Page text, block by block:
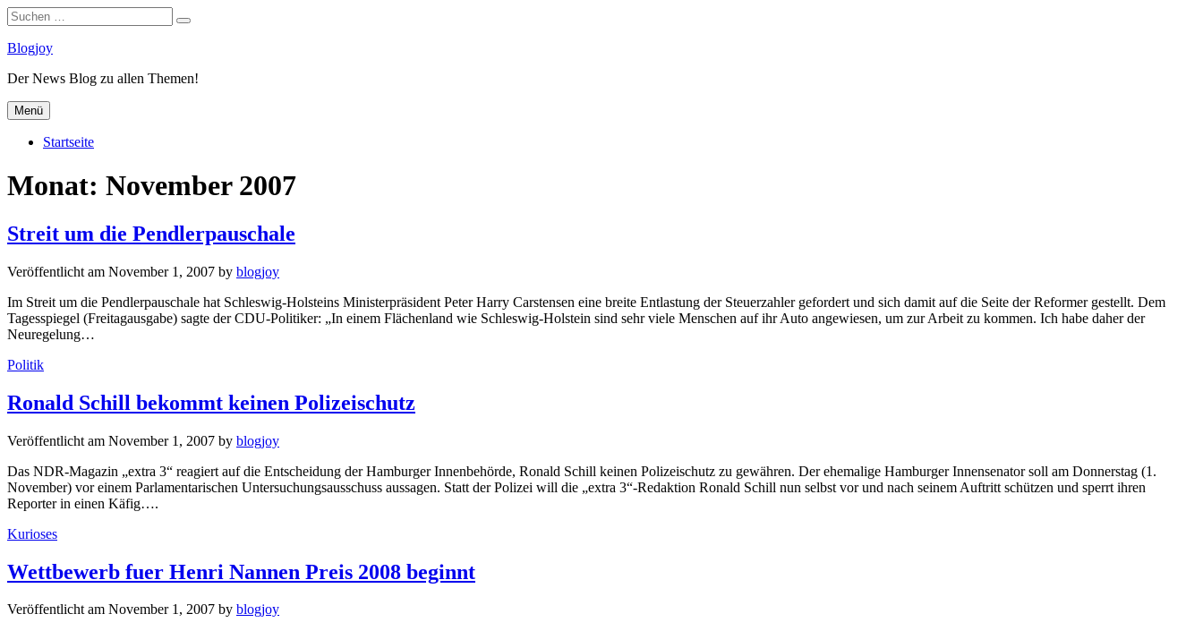
Suchen
nach:
Suchen
Zum
springen
Blogjoy
Der News Blog zu allen Themen!
Menü
Startseite
Monat: November 2007
Streit um die Pendlerpauschale
Veröffentlicht am November 1, 2007 by blogjoy
Im Streit um die Pendlerpauschale hat Schleswig-Holsteins Ministerpräsident Peter Harry Carstensen eine breite Entlastung der Steuerzahler gefordert und sich damit auf die Seite der Reformer gestellt. Dem
Tagesspiegel (Freitagausgabe) sagte der CDU-Politiker: „In einem Flächenland wie Schleswig-Holstein sind sehr viele Menschen auf ihr Auto angewiesen, um zur Arbeit zu kommen. Ich habe daher der
Neuregelung…
Kategorien
Politik
Ronald Schill bekommt keinen Polizeischutz
Veröffentlicht am November 1, 2007 by blogjoy
Das NDR-Magazin „extra 3“ reagiert auf die Entscheidung der Hamburger Innenbehörde, Ronald Schill keinen Polizeischutz zu gewähren. Der ehemalige Hamburger Innensenator soll am Donnerstag (1.
November) vor einem Parlamentarischen Untersuchungsausschuss aussagen. Statt der Polizei will die „extra 3“-Redaktion Ronald Schill nun selbst vor und nach seinem Auftritt schützen und sperrt ihren
Reporter in einen Käfig….
Kategorien
Kurioses
Wettbewerb fuer Henri Nannen Preis 2008 beginnt
Veröffentlicht am November 1, 2007 by blogjoy